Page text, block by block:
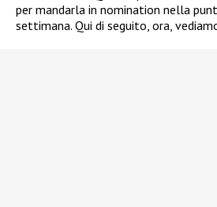
per mandarla in nomination nella
settimana. Qui di seguito, ora,